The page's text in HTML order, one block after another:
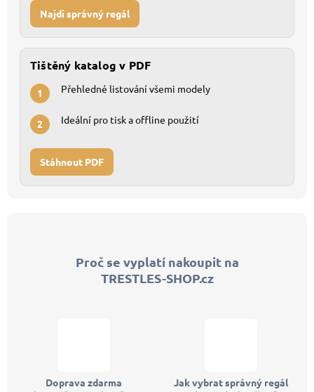
Najdi správný regál
Tištěný katalog v PDF
1 Přehledné listování všemi modely
2 Ideální pro tisk a offline použití
Stáhnout PDF
Proč se vyplatí nakoupit na
TRESTLES-SHOP.cz
Doprava zdarma Jak vybrat správný regál